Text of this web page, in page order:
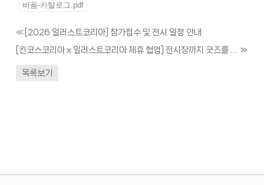
비품-카탈로그.pdf
« [2026 일러스트코리아] 참가접수 및 전시 일정 안내
[킨코스코리아 x 일러스트코리아 제휴 협업] 전시장까지 굿즈를 배송드립니다. »
목록보기